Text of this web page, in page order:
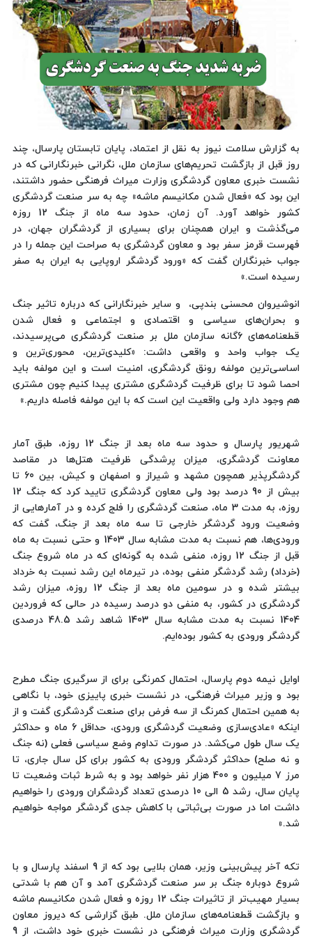
به گزارش سلامت نیوز به نقل از اعتماد، پایان تابستان پارسال، چند
روز قبل از بازگشت تحریم‌های سازمان ملل، نگرانی خبرنگارانی که در
نشست خبری معاون گردشگری وزارت میراث فرهنگی حضور داشتند،
این بود که «فعال شدن مکانیسم ماشه» چه به سر صنعت گردشگری
کشور خواهد آورد. آن زمان، حدود سه ماه از جنگ 12 روزه
می‌گذشت و ایران همچنان برای بسیاری از گردشگران جهان، در
فهرست قرمز سفر بود و معاون گردشگری به صراحت این جمله را در
جواب خبرنگاران گفت که «ورود گردشگر اروپایی به ایران به صفر
رسیده است.»
انوشیروان محسنی بندپی، و سایر خبرنگارانی که درباره تاثیر جنگ
و بحران‌های سیاسی و اقتصادی و اجتماعی و فعال شدن
قطعنامه‌های 6گانه سازمان ملل بر صنعت گردشگری می‌پرسیدند،
یک جواب واحد و واقعی داشت: «کلیدی‌ترین، محوری‌ترین و
اساسی‌ترین مولفه رونق گردشگری، امنیت است و این مولفه باید
احصا شود تا برای ظرفیت گردشگری مشتری پیدا کنیم چون مشتری
هم وجود دارد ولی واقعیت این است که با این مولفه فاصله داریم.»
شهریور پارسال و حدود سه ماه بعد از جنگ 12 روزه، طبق آمار
معاونت گردشگری، میزان پرشدگی ظرفیت هتل‌ها در مقاصد
گردشگرپذیر همچون مشهد و شیراز و اصفهان و کیش، بین 60 تا
بیش از 90 درصد بود ولی معاون گردشگری تایید کرد که جنگ 12
روزه، به مدت 3 ماه، صنعت گردشگری را فلج کرده و در آمارهایی از
وضعیت ورود گردشگر خارجی تا سه ماه بعد از جنگ، گفت که
ورودی‌ها، هم نسبت به مدت مشابه سال 1403 و حتی نسبت به ماه
قبل از جنگ 12 روزه، منفی شده به گونه‌ای که در ماه شروع جنگ
(خرداد) رشد گردشگر منفی بوده، در تیرماه این رشد نسبت به خرداد
بیشتر شده و در سومین ماه بعد از جنگ 12 روزه، میزان رشد
گردشگری در کشور، به منفی دو درصد رسیده در حالی که فروردین
1404 نسبت به مدت مشابه سال 1403 شاهد رشد 48.5 درصدی
گردشگر ورودی به کشور بوده‌ایم.
اوایل نیمه دوم پارسال، احتمال کمرنگی برای از سرگیری جنگ مطرح
بود و وزیر میراث فرهنگی، در نشست خبری پاییزی خود، با نگاهی
به همین احتمال کمرنگ از سه فرض برای صنعت گردشگری گفت و از
اینکه «عادی‌سازی وضعیت گردشگری ورودی، حداقل 6 ماه و حداکثر
یک سال طول می‌کشد. در صورت تداوم وضع سیاسی فعلی (نه جنگ
و نه صلح) حداکثر گردشگر ورودی به کشور برای کل سال جاری، تا
مرز 7 میلیون و 400 هزار نفر خواهد بود و به شرط ثبات وضعیت تا
پایان سال، رشد 5 الی 10 درصدی تعداد گردشگران ورودی را خواهیم
داشت اما در صورت بی‌ثباتی با کاهش جدی گردشگر مواجه خواهیم
شد.»
تکه آخر پیش‌بینی وزیر، همان بلایی بود که از 9 اسفند پارسال و با
شروع دوباره جنگ بر سر صنعت گردشگری آمد و آن هم با شدتی
بسیار مهیب‌تر از تاثیرات جنگ 12 روزه و فعال شدن مکانیسم ماشه
و بازگشت قطعنامه‌های سازمان ملل. طبق گزارشی که دیروز معاون
گردشگری وزارت میراث فرهنگی در نشست خبری خود داشت، از 9